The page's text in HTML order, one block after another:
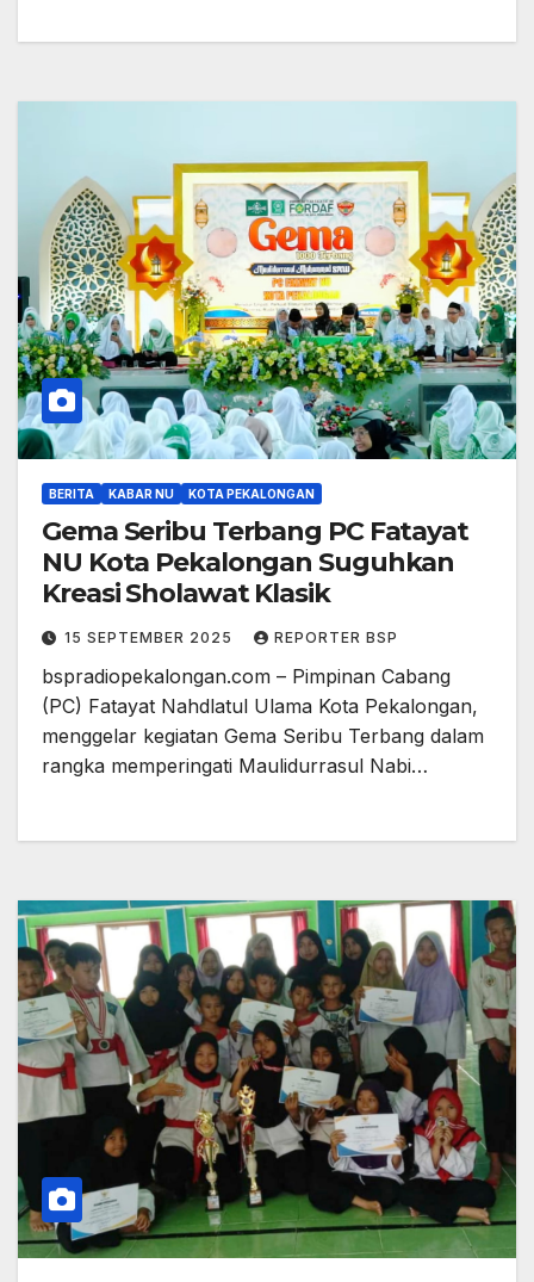
BERITA KABAR NU KOTA PEKALONGAN
Gema Seribu Terbang PC Fatayat
NU Kota Pekalongan Suguhkan
Kreasi Sholawat Klasik
15 SEPTEMBER 2025 REPORTER BSP
bspradiopekalongan.com – Pimpinan Cabang
(PC) Fatayat Nahdlatul Ulama Kota Pekalongan,
menggelar kegiatan Gema Seribu Terbang dalam
rangka memperingati Maulidurrasul Nabi…